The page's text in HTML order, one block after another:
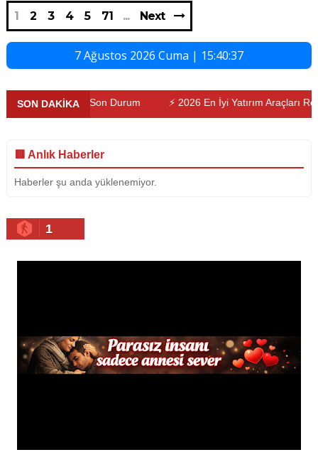
1 2 3 4 5 71 Next
7 Ağustos 2026 Cuma | 15:40:39
SON DAKİKA⚡ 2026 En İyi Yatırım Araçları Rehberi ⚡ Trafikte
🟥 Anlık Haberler
Haberler şu anda yüklenemiyor.
1